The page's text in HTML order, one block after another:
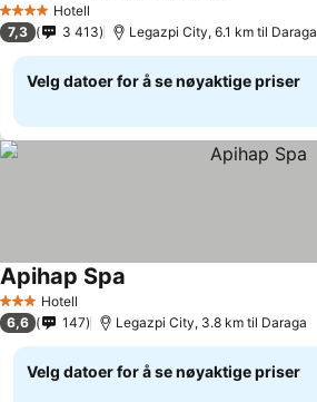
4 StjernerHotell
7,3 3 413 Legazpi City, 6.1 km til Daraga
Velg datoer for å se nøyaktige priser
3 StjernerHotell
Apihap Spa
6,6 147 Legazpi City, 3.8 km til Daraga
Velg datoer for å se nøyaktige priser